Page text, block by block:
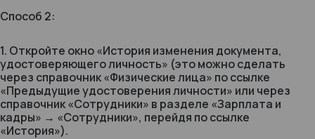
Способ 2:
1. Откройте окно «История изменения документа,
удостоверяющего личность» (это можно сделать
через справочник «Физические лица» по ссылке
«Предыдущие удостоверения личности» или через
справочник «Сотрудники» в разделе «Зарплата и
кадры» → «Сотрудники», перейдя по ссылке
«История»).